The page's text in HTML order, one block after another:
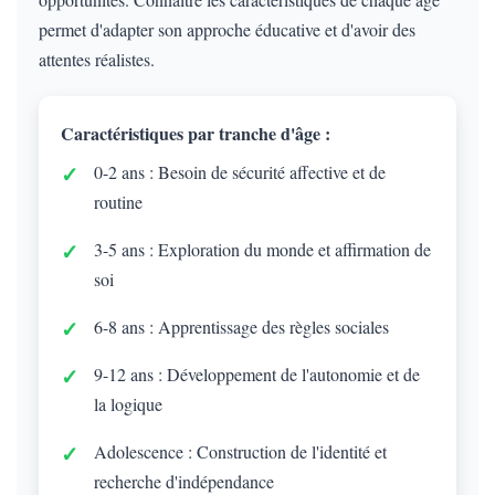
permet d'adapter son approche éducative et d'avoir des
attentes réalistes.
Caractéristiques par tranche d'âge :
0-2 ans : Besoin de sécurité affective et de
routine
3-5 ans : Exploration du monde et affirmation de
soi
6-8 ans : Apprentissage des règles sociales
9-12 ans : Développement de l'autonomie et de
la logique
Adolescence : Construction de l'identité et
recherche d'indépendance